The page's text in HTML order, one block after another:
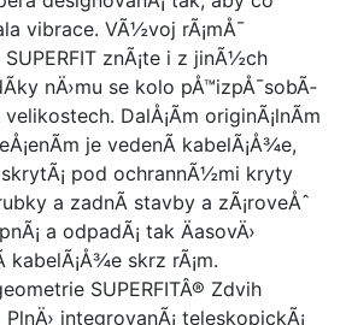
vibrace. VÃ½voj rÃ¡mÅ¯
znÃ¡te i z jinÃ½ch
nÄ›mu se kolo pÅ™izpÅ¯sobÃ­
DalÅ¡Ã­m originÃ¡lnÃ­m
je vedenÃ­ kabelÃ¡Å¾e,
pod ochrannÃ½mi kryty
a zadnÃ­ stavby a zÃ¡roveÅˆ
a odpadÃ¡ tak ÄasovÄ›
kabelÃ¡Å¾e skrz rÃ¡m.
SUPERFITÂ® Zdvih
integrovanÃ¡ teleskopickÃ¡